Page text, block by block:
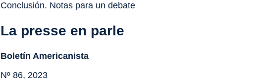
Conclusión. Notas para un debate
La presse en parle
Boletín Americanista
Nº 86, 2023